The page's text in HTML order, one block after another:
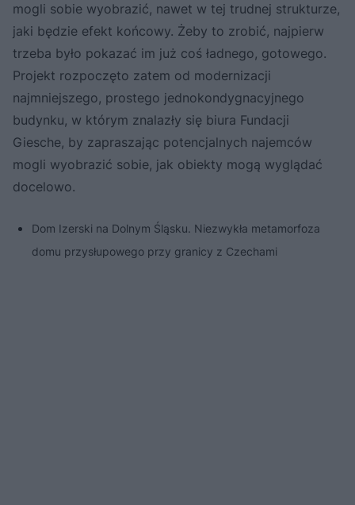
mogli sobie wyobrazić, nawet w tej trudnej strukturze,
jaki będzie efekt końcowy. Żeby to zrobić, najpierw
trzeba było pokazać im już coś ładnego, gotowego.
Projekt rozpoczęto zatem od modernizacji
najmniejszego, prostego jednokondygnacyjnego
budynku, w którym znalazły się biura Fundacji
Giesche, by zapraszając potencjalnych najemców
mogli wyobrazić sobie, jak obiekty mogą wyglądać
docelowo.
Dom Izerski na Dolnym Śląsku. Niezwykła metamorfoza
domu przysłupowego przy granicy z Czechami